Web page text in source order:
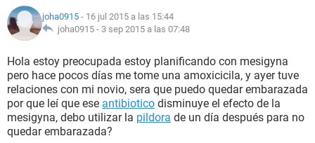
NUTRICIÓN
BIENESTAR
SEXUALIDAD
GLOSARIO
joha0915 - 16 jul 2015 a las 15:44
joha0915 - 3 sep 2015 a las 07:48
Hola estoy preocupada estoy planificando con mesigyna
pero hace pocos días me tome una amoxicicila, y ayer tuve
relaciones con mi novio, sera que puedo quedar embarazada
por que leí que ese antibiotico disminuye el efecto de la
mesigyna, debo utilizar la pildora de un día después para no
quedar embarazada?